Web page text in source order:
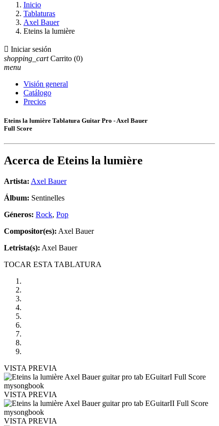
Inicio
Tablaturas
Axel Bauer
Eteins la lumière
 Iniciar sesión
shopping_cart Carrito (0)
menu
Visión general
Catálogo
Precios
Eteins la lumière Tablatura Guitar Pro - Axel Bauer
Full Score
Acerca de Eteins la lumière
Artista: Axel Bauer
Álbum: Sentinelles
Géneros: Rock, Pop
Compositor(es): Axel Bauer
Letrista(s): Axel Bauer
TOCAR ESTA TABLATURA
VISTA PREVIA
VISTA PREVIA
VISTA PREVIA